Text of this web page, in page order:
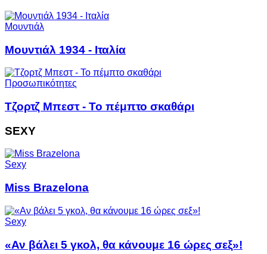
Μουντιάλ
Μουντιάλ 1934 - Ιταλία
Προσωπικότητες
Τζορτζ Μπεστ - Το πέμπτο σκαθάρι
SEXY
Sexy
Miss Brazelona
Sexy
«Αν βάλει 5 γκολ, θα κάνουμε 16 ώρες σεξ»!